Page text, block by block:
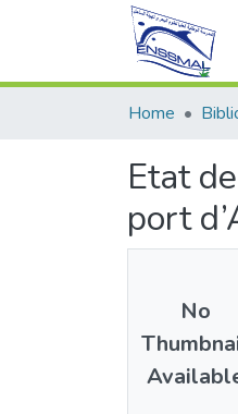
Home
Etat
port
No